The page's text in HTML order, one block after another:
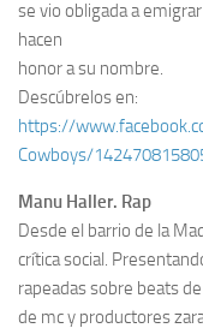
se vio obligada a
hacen
honor a su nombre.
Descúbrelos en:
https://
Cowboys/
Manu Haller. Rap
Desde el barrio de la
crítica social.
rapeadas sobre beats
de mc y productores